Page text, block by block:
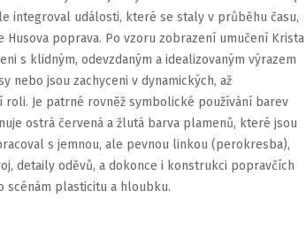
integroval události, které se staly v průběhu času,
poprava. Po vzoru zobrazení umučení Krista
s klidným, odevzdaným a idealizovaným výrazem
nebo jsou zachyceni v dynamických, až
Je patrné rovněž symbolické používání barev
ostrá červená a žlutá barva plamenů, které jsou
s jemnou, ale pevnou linkou (perokresba),
detaily oděvů, a dokonce i konstrukci popravčích
scénám plasticitu a hloubku.